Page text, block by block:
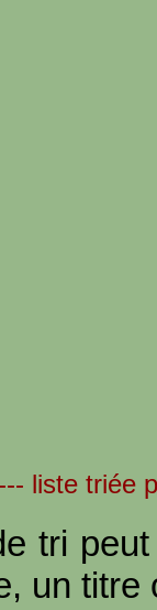
liste triée
tri
un titre